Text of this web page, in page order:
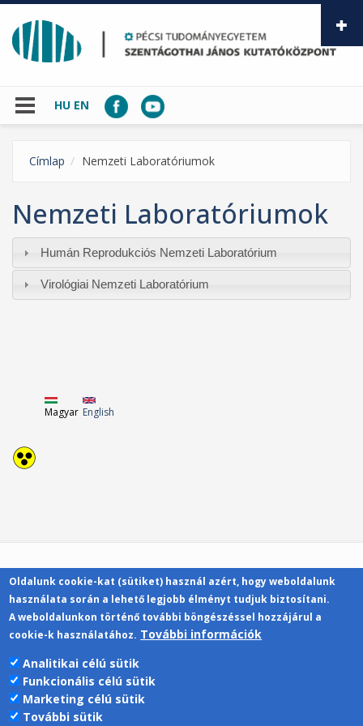
Ugrás a tartalomra
HU EN
Címlap Nemzeti Laboratóriumok
Nemzeti Laboratóriumok
Humán Reprodukciós Nemzeti Laboratórium
Virológiai Nemzeti Laboratórium
Magyar English
Kapcsolat
Pécsi Tudományegyetem | Kancellária |
Informatikai Igazgatóság 2019.
Oldalunk cookie-kat (sütiket) használ azért, hogy weboldalunk
használata során a lehető legjobb élményt tudjuk biztosítani.
A weboldalunkon történő további böngészéssel hozzájárul a
cookie-k használatához. További információk
Analitikai célú sütik
Funkcionális célú sütik
Marketing célú sütik
További sütik